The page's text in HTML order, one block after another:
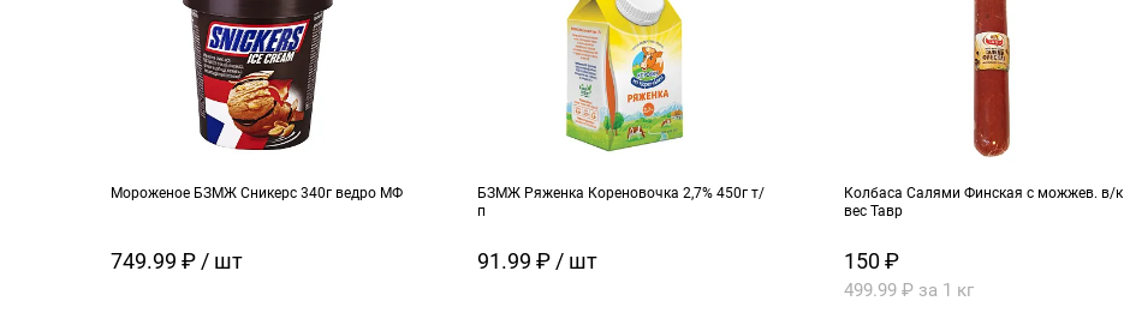
Мороженое БЗМЖ Сникерс 340г ведро МФ
749.99 ₽ / шт
БЗМЖ Ряженка Кореновочка 2,7% 450г т/
п
91.99 ₽ / шт
Колбаса Салями Финская с можжев. в/к
вес Тавр
150 ₽
499.99 ₽ за 1 кг